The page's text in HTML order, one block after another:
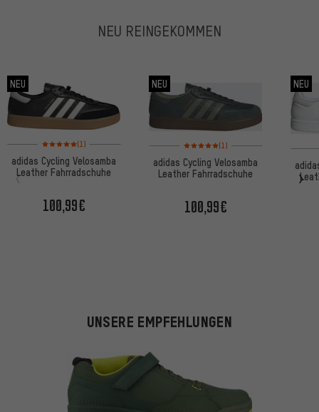
NEU REINGEKOMMEN
NEU
Bewertungen: 5 von 5 basierend auf 1 Bewertungen
(1)
adidas Cycling Velosamba
Leather Fahrradschuhe
100,99€
NEU
Bewertungen: 5 von 5 basierend auf
(1)
adidas Cycling Velosamba
Leather Fahrradschuhe
100,99€
NEU
UNSERE EMPFEHLUNGEN